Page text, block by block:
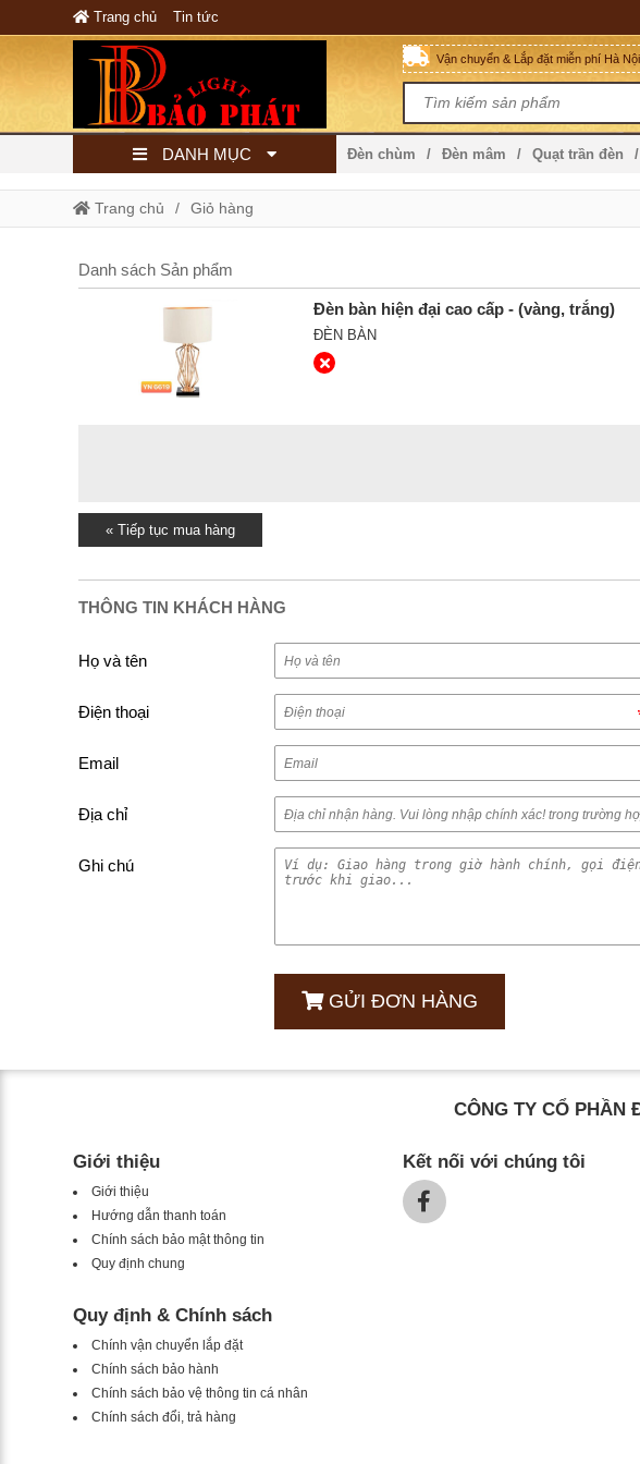
Trang chủ Tin tức
Vận chuyển & Lắp đặt miễn phí Hà Nội
DANH MỤC Đèn chùm Đèn mâm Quạt trần đèn
Trang chủ Giỏ hàng
Danh sách Sản phẩm
Đèn bàn hiện đại cao cấp - (vàng, trắng)
ĐÈN BÀN
« Tiếp tục mua hàng
THÔNG TIN KHÁCH HÀNG
Họ và tên
Điện thoại
Email
Địa chỉ
Ghi chú
GỬI ĐƠN HÀNG
CÔNG TY CỔ PHẦN
Giới thiệu
Giới thiệu
Hướng dẫn thanh toán
Chính sách bảo mật thông tin
Quy định chung
Quy định & Chính sách
Chính vận chuyển lắp đặt
Chính sách bảo hành
Chính sách bảo vệ thông tin cá nhân
Chính sách đổi, trả hàng
Kết nối với chúng tôi